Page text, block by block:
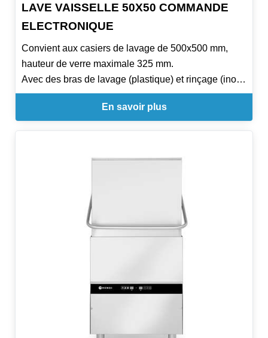
LAVE VAISSELLE 50X50 COMMANDE
ELECTRONIQUE
Convient aux casiers de lavage de 500x500 mm,
hauteur de verre maximale 325 mm.
Avec des bras de lavage (plastique) et rinçage (inox)
rotatifs indépendants et des jets fixes supérieures
pouvoir l'ouvrir complétement.
Pompe à eau puissante (0,75CV)- convient au norme
Avec thermomètre qui indique la température de la
- Casier à verres (500x500x(H)105 mm).
- Casier à assiettes (500x500x(H)105 mm).
En savoir plus